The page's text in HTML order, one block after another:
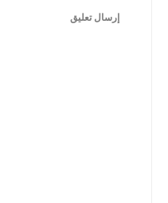
إرسال تعليق